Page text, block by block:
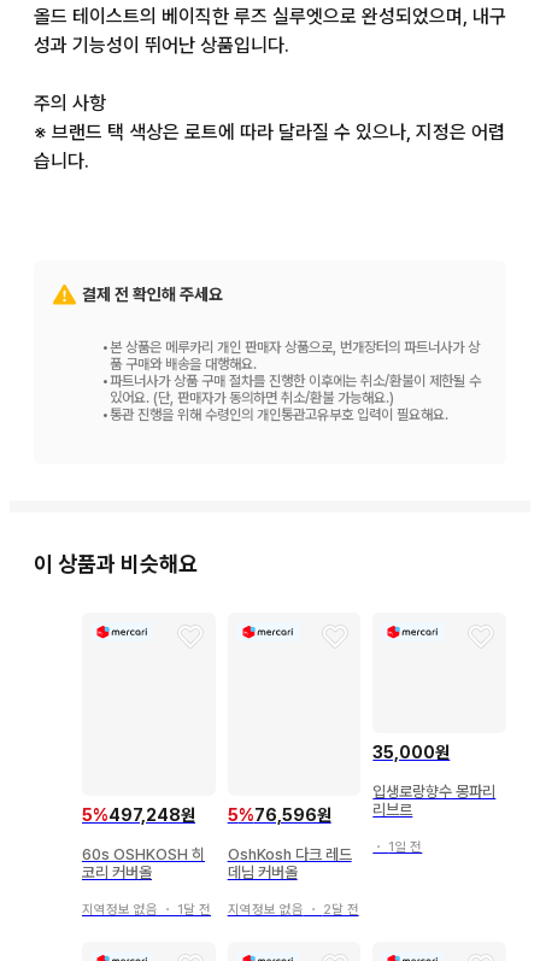
올드 테이스트의 베이직한 루즈 실루엣으로 완성되었으며, 내구
성과 기능성이 뛰어난 상품입니다.
주의 사항
※ 브랜드 택 색상은 로트에 따라 달라질 수 있으나, 지정은 어렵
습니다.
LENGTH 32
[ 30 ] 허리 86cm/밑위 62cm/인심 77cm/밑단 폭 24cm
[ 32 ] 허리 88cm/밑위 64cm/인심 77cm/밑단 폭 25cm
[ 34 ] 허리 94cm/밑위 66cm/인심 77cm/밑단 폭 26cm
[ 36 ] 허리 100cm/밑위 62cm/인심 77cm/밑단 폭 26cm
구매 전 프로필란을 확인하시고, 구매 전 댓글 부탁드립니다.
[ 오키나와현 • 홋카이도에 속하는 도서 지역 • 도서 지역의 배
송비 포함 대응에 관하여 ]
결제 전 확인해 주세요
•본 상품은 메루카리 개인 판매자 상품으로, 번개장터의 파트너사가 상
품 구매와 배송을 대행해요.
•파트너사가 상품 구매 절차를 진행한 이후에는 취소/환불이 제한될 수
있어요. (단, 판매자가 동의하면 취소/환불 가능해요.)
•통관 진행을 위해 수령인의 개인통관고유부호 입력이 필요해요.
이 상품과 비슷해요
5%497,248원
60s OSHKOSH 히
코리 커버올
지역정보 없음 ・ 1달 전
5%76,596원
OshKosh 다크 레드
데님 커버올
지역정보 없음 ・ 2달 전
35,000원
입생로랑향수 몽파리
리브르
・ 1일 전